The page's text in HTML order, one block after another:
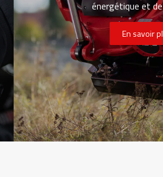
énergétique et
En savoir